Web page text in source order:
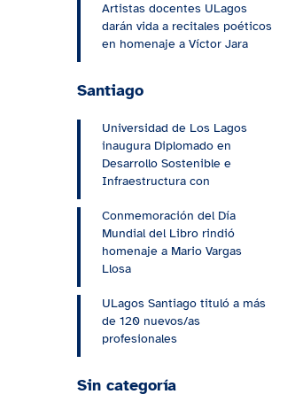
Artistas docentes ULagos
darán vida a recitales poéticos
en homenaje a Víctor Jara
Santiago
Universidad de Los Lagos
inaugura Diplomado en
Desarrollo Sostenible e
Infraestructura con
Conmemoración del Día
Mundial del Libro rindió
homenaje a Mario Vargas
Llosa
ULagos Santiago tituló a más
de 120 nuevos/as
profesionales
Sin categoría